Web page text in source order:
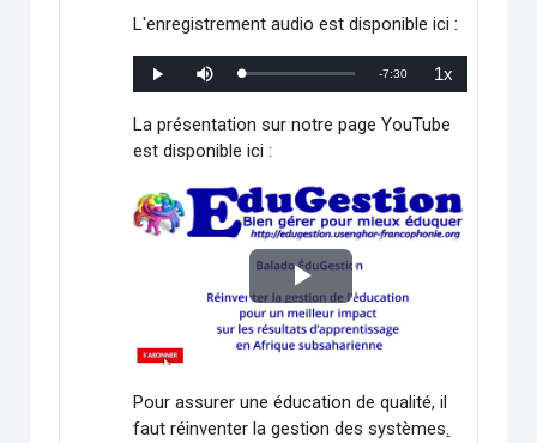
L'enregistrement audio est disponible ici :
Lecture Mettre
en
Chargé:
Temps
-7:30 1xVitesse
de
La présentation sur notre page YouTube
est disponible ici :
Lire
la
vidéo
Pour assurer une éducation de qualité, il
faut réinventer la gestion des systèmes.